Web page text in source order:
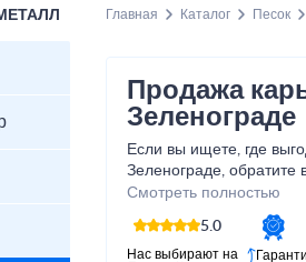
Главная Каталог Песок
Продажа
Зеленограде
Если вы ищете, где
Зеленограде, обратите
поставщика сыпучих
компанию Монолит.
Мы реализуем
карьерный, сеяный,
Смотреть полностью
5.0
Нас выбирают на